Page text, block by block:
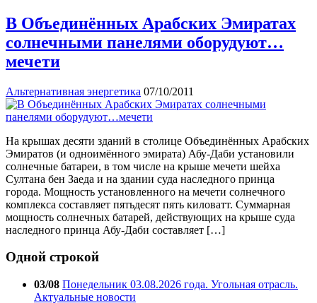
В Объединённых Арабских Эмиратах
солнечными панелями оборудуют…
мечети
Альтернативная энергетика 07/10/2011
На крышах десяти зданий в столице Объединённых Арабских
Эмиратов (и одноимённого эмирата) Абу-Даби установили
солнечные батареи, в том числе на крыше мечети шейха
Султана бен Заеда и на здании суда наследного принца
города. Мощность установленного на мечети солнечного
комплекса составляет пятьдесят пять киловатт. Суммарная
мощность солнечных батарей, действующих на крыше суда
наследного принца Абу-Даби составляет […]
Одной строкой
03/08 Понедельник 03.08.2026 года. Угольная отрасль.
Актуальные новости